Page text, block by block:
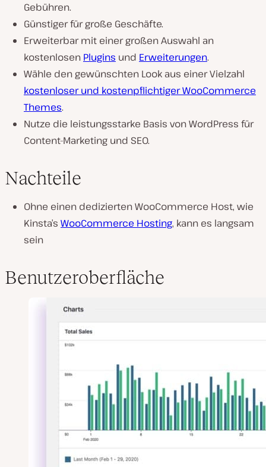
Gebühren.
Günstiger für große Geschäfte.
Erweiterbar mit einer großen Auswahl an
kostenlosen Plugins und Erweiterungen.
Wähle den gewünschten Look aus einer Vielzahl
kostenloser und kostenpflichtiger WooCommerce
Themes.
Nutze die leistungsstarke Basis von WordPress für
Content-Marketing und SEO.
Nachteile
Ohne einen dedizierten WooCommerce Host, wie
Kinsta’s WooCommerce Hosting, kann es langsam
sein
Benutzeroberfläche